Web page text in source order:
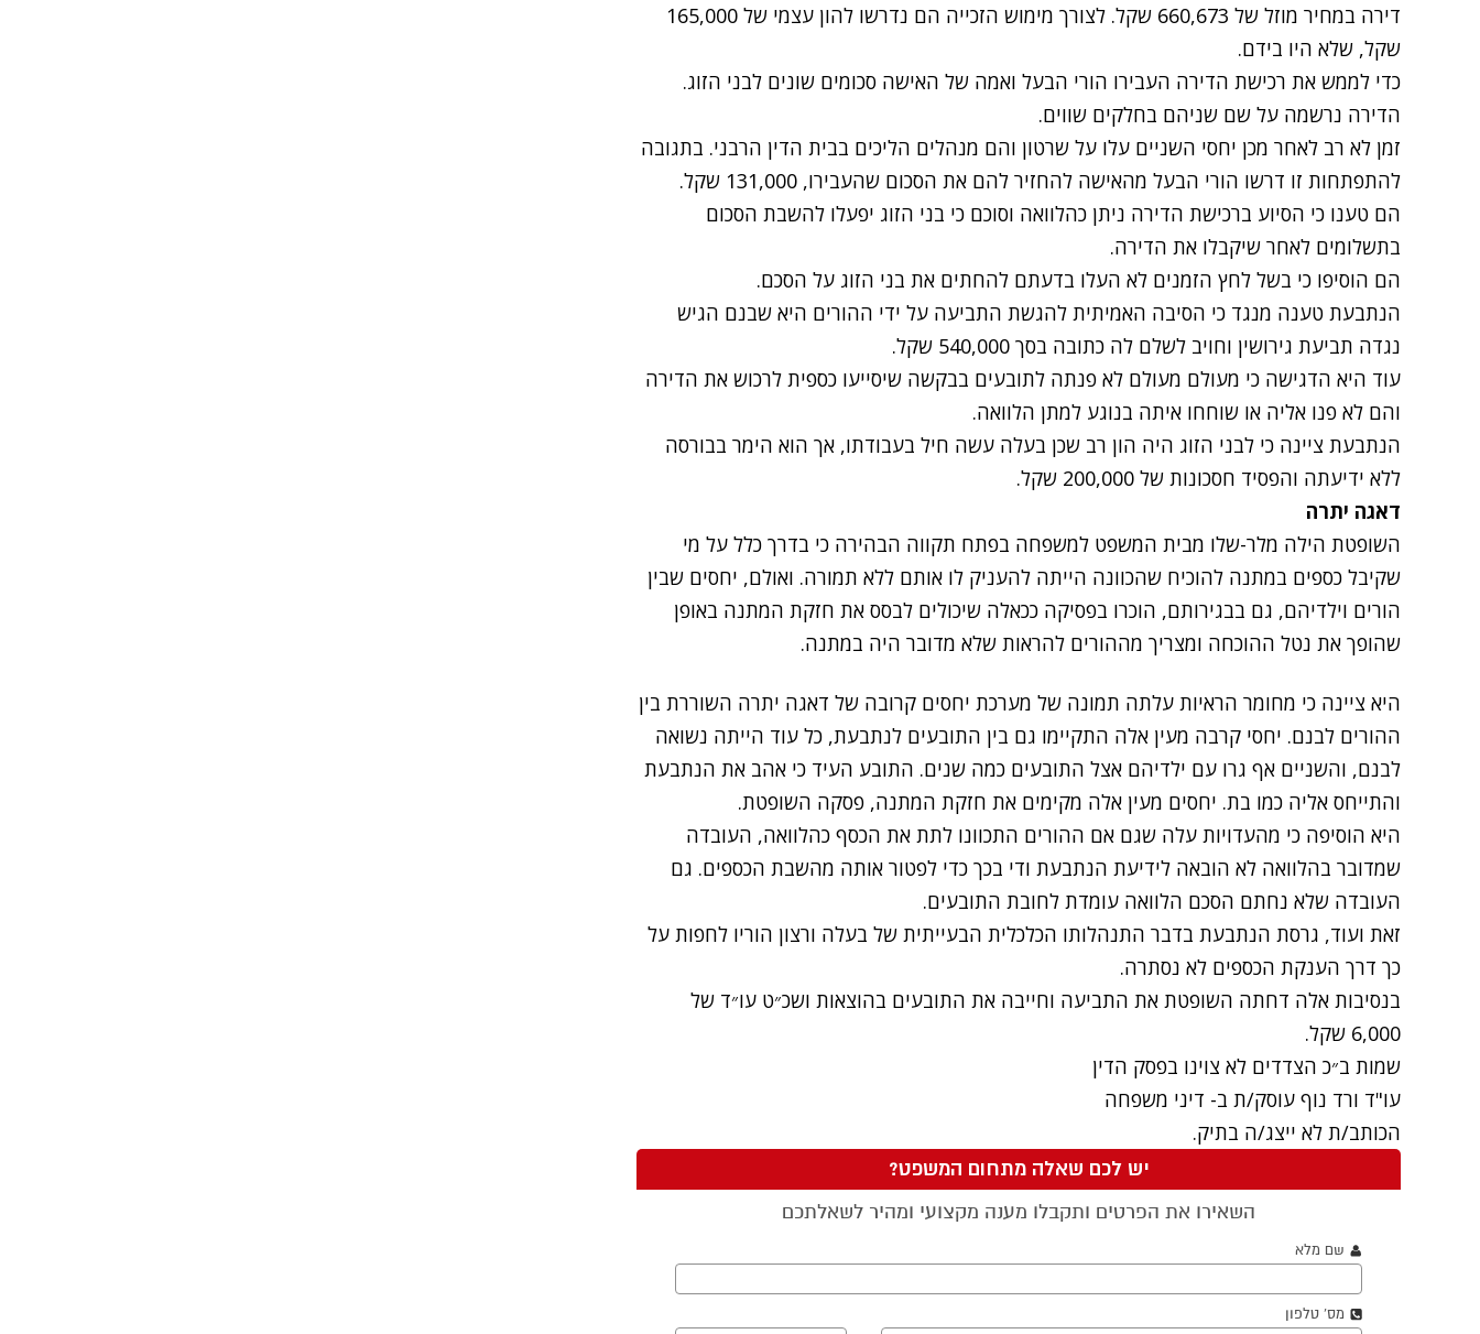
דירה במחיר מוזל של 660,673 שקל. לצורך מימוש הזכייה הם נדרשו להון עצמי של 165,000
שקל, שלא היו בידם.
כדי לממש את רכישת הדירה העבירו הורי הבעל ואמה של האישה סכומים שונים לבני הזוג.
הדירה נרשמה על שם שניהם בחלקים שווים.
זמן לא רב לאחר מכן יחסי השניים עלו על שרטון והם מנהלים הליכים בבית הדין הרבני. בתגובה
להתפתחות זו דרשו הורי הבעל מהאישה להחזיר להם את הסכום שהעבירו, 131,000 שקל.
הם טענו כי הסיוע ברכישת הדירה ניתן כהלוואה וסוכם כי בני הזוג יפעלו להשבת הסכום
בתשלומים לאחר שיקבלו את הדירה.
הם הוסיפו כי בשל לחץ הזמנים לא העלו בדעתם להחתים את בני הזוג על הסכם.
הנתבעת טענה מנגד כי הסיבה האמיתית להגשת התביעה על ידי ההורים היא שבנם הגיש
נגדה תביעת גירושין וחויב לשלם לה כתובה בסך 540,000 שקל.
עוד היא הדגישה כי מעולם מעולם לא פנתה לתובעים בבקשה שיסייעו כספית לרכוש את הדירה
והם לא פנו אליה או שוחחו איתה בנוגע למתן הלוואה.
הנתבעת ציינה כי לבני הזוג היה הון רב שכן בעלה עשה חיל בעבודתו, אך הוא הימר בבורסה
ללא ידיעתה והפסיד חסכונות של 200,000 שקל.
דאגה יתרה
השופטת הילה מלר-שלו מבית המשפט למשפחה בפתח תקווה הבהירה כי בדרך כלל על מי
שקיבל כספים במתנה להוכיח שהכוונה הייתה להעניק לו אותם ללא תמורה. ואולם, יחסים שבין
הורים וילדיהם, גם בבגירותם, הוכרו בפסיקה ככאלה שיכולים לבסס את חזקת המתנה באופן
שהופך את נטל ההוכחה ומצריך מההורים להראות שלא מדובר היה במתנה.
היא ציינה כי מחומר הראיות עלתה תמונה של מערכת יחסים קרובה של דאגה יתרה השוררת בין
ההורים לבנם. יחסי קרבה מעין אלה התקיימו גם בין התובעים לנתבעת, כל עוד הייתה נשואה
לבנם, והשניים אף גרו עם ילדיהם אצל התובעים כמה שנים. התובע העיד כי אהב את הנתבעת
והתייחס אליה כמו בת. יחסים מעין אלה מקימים את חזקת המתנה, פסקה השופטת.
היא הוסיפה כי מהעדויות עלה שגם אם ההורים התכוונו לתת את הכסף כהלוואה, העובדה
שמדובר בהלוואה לא הובאה לידיעת הנתבעת ודי בכך כדי לפטור אותה מהשבת הכספים. גם
העובדה שלא נחתם הסכם הלוואה עומדת לחובת התובעים.
זאת ועוד, גרסת הנתבעת בדבר התנהלותו הכלכלית הבעייתית של בעלה ורצון הוריו לחפות על
כך דרך הענקת הכספים לא נסתרה.
בנסיבות אלה דחתה השופטת את התביעה וחייבה את התובעים בהוצאות ושכ״ט עו״ד של
6,000 שקל.
שמות ב״כ הצדדים לא צוינו בפסק הדין
עו"ד ורד נוף עוסק/ת ב- דיני משפחה
הכותב/ת לא ייצג/ה בתיק.